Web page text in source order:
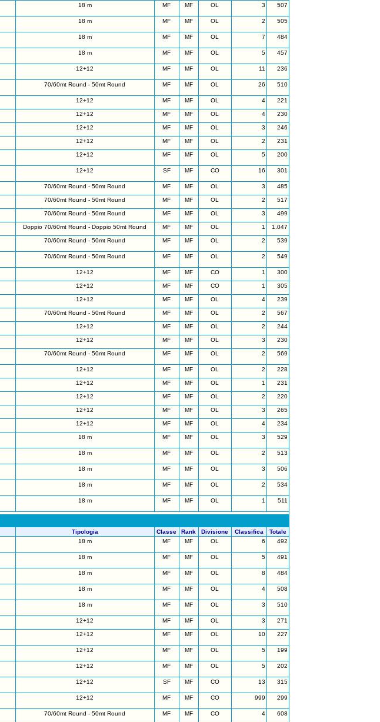
18 m MF MF OL 3 507
18 m MF MF OL 2 505
18 m MF MF OL 7 484
18 m MF MF OL 5 457
12+12 MF MF OL 11 236
70/60mt Round - 50mt Round MF MF OL 26 510
12+12 MF MF OL 4 221
12+12 MF MF OL 4 230
12+12 MF MF OL 3 246
12+12 MF MF OL 2 231
12+12 MF MF OL 5 200
12+12 SF MF CO 16 301
70/60mt Round - 50mt Round MF MF OL 3 485
70/60mt Round - 50mt Round MF MF OL 2 517
70/60mt Round - 50mt Round MF MF OL 3 499
Doppio 70/60mt Round - Doppio 50mt Round MF MF OL 1 1.047
70/60mt Round - 50mt Round MF MF OL 2 539
70/60mt Round - 50mt Round MF MF OL 2 549
12+12 MF MF CO 1 300
12+12 MF MF CO 1 305
12+12 MF MF OL 4 239
70/60mt Round - 50mt Round MF MF OL 2 567
12+12 MF MF OL 2 244
12+12 MF MF OL 3 230
70/60mt Round - 50mt Round MF MF OL 2 569
12+12 MF MF OL 2 228
12+12 MF MF OL 1 231
12+12 MF MF OL 2 220
12+12 MF MF OL 3 265
12+12 MF MF OL 4 234
18 m MF MF OL 3 529
18 m MF MF OL 2 513
18 m MF MF OL 3 506
18 m MF MF OL 2 534
18 m MF MF OL 1 511
Tipologia Classe Rank Divisione Classifica
Totale
18 m MF MF OL 6 492
18 m MF MF OL 5 491
18 m MF MF OL 8 484
18 m MF MF OL 4 508
18 m MF MF OL 3 510
12+12 MF MF OL 3 271
12+12 MF MF OL 10 227
12+12 MF MF OL 5 199
12+12 MF MF OL 5 202
12+12 SF MF CO 13 315
12+12 MF MF CO 999 299
70/60mt Round - 50mt Round MF MF CO 4 608